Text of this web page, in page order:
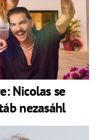
Nicolas se
nezasáhl